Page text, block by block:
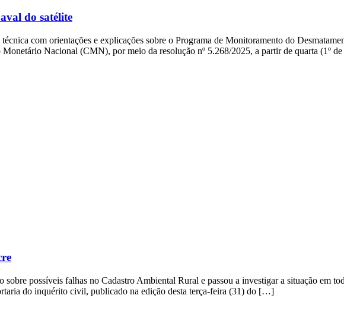
do satélite
com orientações e explicações sobre o Programa de Monitoramento do
Monetário Nacional (CMN), por meio da resolução nº 5.268/2025, a partir de quarta (1º
possíveis falhas no Cadastro Ambiental Rural e passou a investigar a situação em
do inquérito civil, publicado na edição desta terça-feira (31) do […]